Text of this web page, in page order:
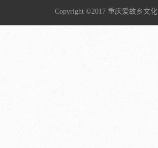
Copyright ©2017 重庆爱故乡文